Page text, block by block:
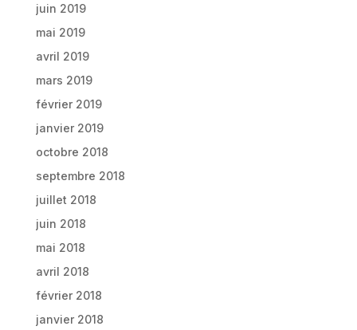
juin 2019
mai 2019
avril 2019
mars 2019
février 2019
janvier 2019
octobre 2018
septembre 2018
juillet 2018
juin 2018
mai 2018
avril 2018
février 2018
janvier 2018